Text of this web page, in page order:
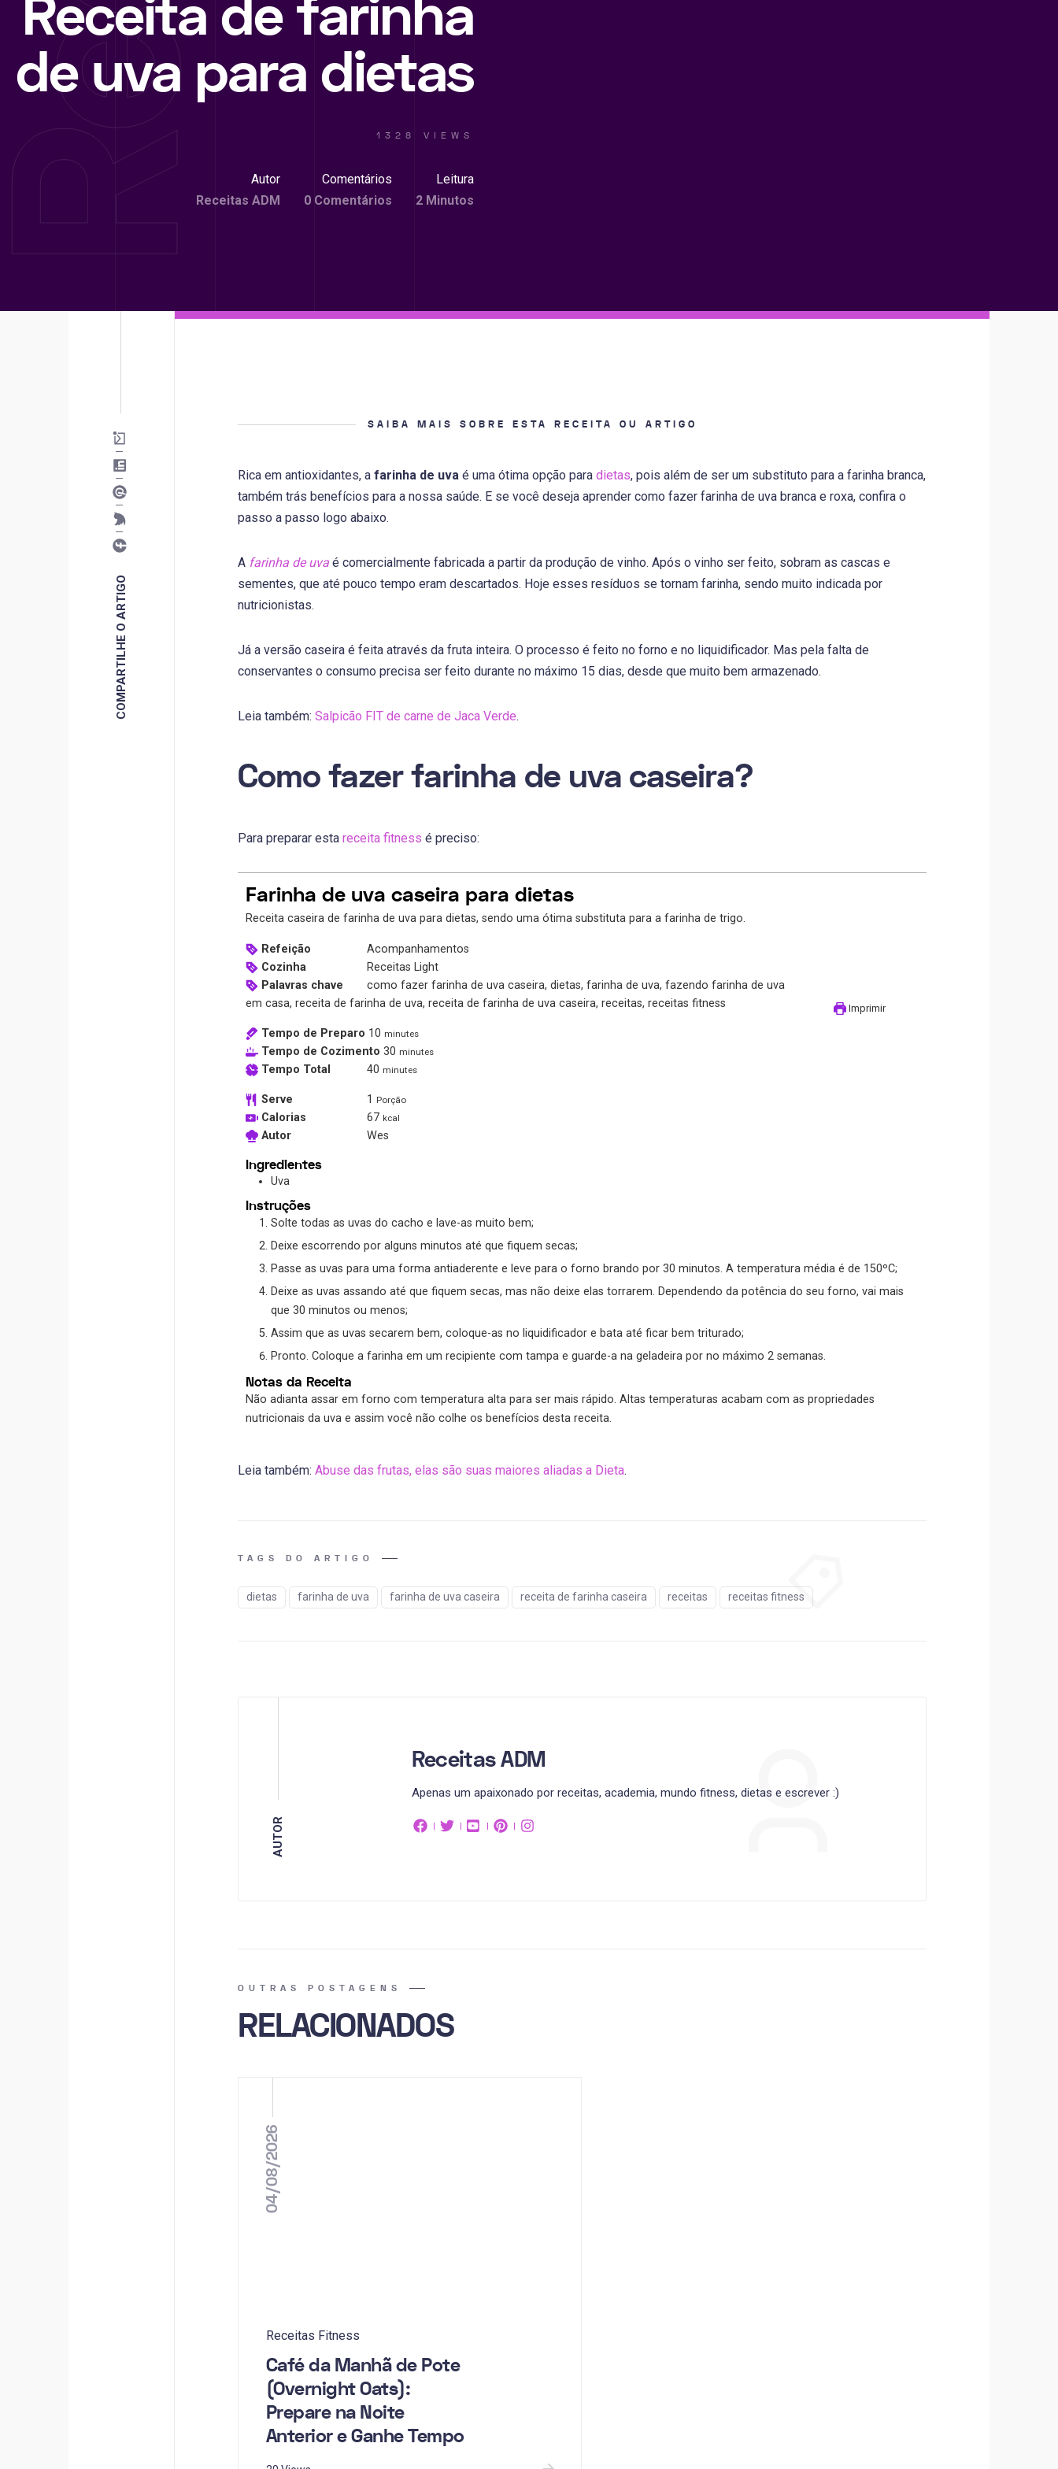
Receita de farinha
de uva para dietas
1328 VIEWS
Autor
Receitas ADM
Comentários
0 Comentários
Leitura
2 Minutos
COMPARTILHE O ARTIGO
SAIBA MAIS SOBRE ESTA RECEITA OU ARTIGO
Rica em antioxidantes, a farinha de uvaé uma ótima opção para dietas, pois além de ser um substituto para a farinha branca,
também trás benefícios para a nossa saúde. E se você deseja aprender como fazer farinha de uva branca e roxa, confira o
passo a passo logo abaixo.
A farinha de uvaé comercialmente fabricada a partir da produção de vinho. Após o vinho ser feito, sobram as cascas e
sementes, que até pouco tempo eram descartados. Hoje esses resíduos se tornam farinha, sendo muito indicada por
nutricionistas.
Já a versão caseira é feita através da fruta inteira. O processo é feito no forno e no liquidificador. Mas pela falta de
conservantes o consumo precisa ser feito durante no máximo 15 dias, desde que muito bem armazenado.
Leia também: Salpicão FIT de carne de Jaca Verde.
Como fazer farinha de uva caseira?
Para preparar esta receita fitness é preciso:
Imprimir
Farinha de uva caseira para dietas
Receita caseira de farinha de uva para dietas, sendo uma ótima substituta para a farinha de trigo.
Refeição
Acompanhamentos
Cozinha
Receitas Light
Palavras chave
como fazer farinha de uva caseira, dietas, farinha de uva, fazendo farinha de uva
em casa, receita de farinha de uva, receita de farinha de uva caseira, receitas, receitas fitness
Tempo de Preparo 10 minutes
Tempo de Cozimento 30 minutes
Tempo Total 40 minutes
Serve 1 Porção
Calorias 67 kcal
Autor Wes
Ingredientes
Uva
Instruções
Solte todas as uvas do cacho e lave-as muito bem;
Deixe escorrendo por alguns minutos até que fiquem secas;
Passe as uvas para uma forma antiaderente e leve para o forno brando por 30 minutos. A temperatura média é de 150ºC;
Deixe as uvas assando até que fiquem secas, mas não deixe elas torrarem. Dependendo da potência do seu forno, vai mais
que 30 minutos ou menos;
Assim que as uvas secarem bem, coloque-as no liquidificador e bata até ficar bem triturado;
Pronto. Coloque a farinha em um recipiente com tampa e guarde-a na geladeira por no máximo 2 semanas.
Notas da Receita
Não adianta assar em forno com temperatura alta para ser mais rápido. Altas temperaturas acabam com as propriedades
nutricionais da uva e assim você não colhe os benefícios desta receita.
Leia também: Abuse das frutas, elas são suas maiores aliadas a Dieta.
TAGS DO ARTIGO
dietas farinha de uva farinha de uva caseira receita de farinha caseira receitas receitas fitness
AUTOR
Receitas ADM
Apenas um apaixonado por receitas, academia, mundo fitness, dietas e escrever :)
OUTRAS POSTAGENS
RELACIONADOS
04/08/2026
Receitas Fitness
Café da Manhã de Pote
(Overnight Oats):
Prepare na Noite
Anterior e Ganhe Tempo